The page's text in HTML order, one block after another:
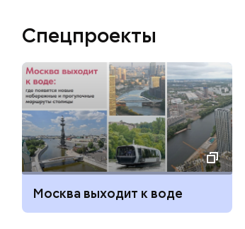
Спецпроекты
Москва выходит к воде